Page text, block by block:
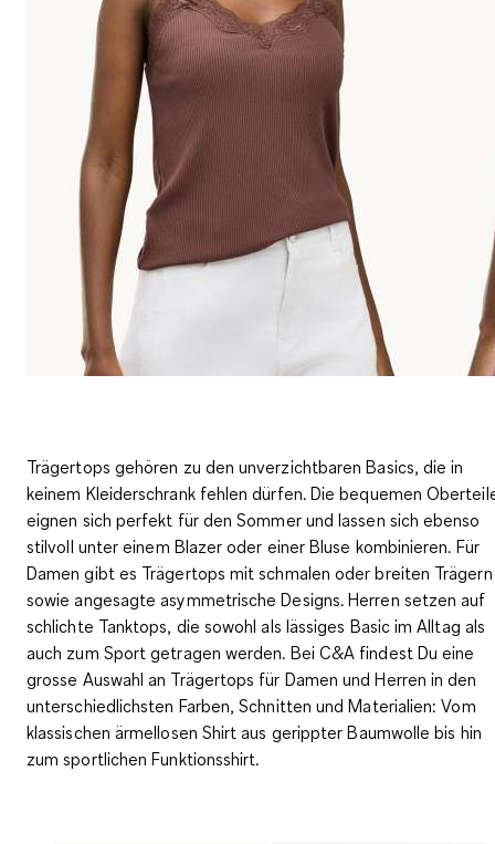
Trägertops gehören zu den unverzichtbaren Basics, die in
keinem Kleiderschrank fehlen dürfen. Die bequemen
eignen sich perfekt für den Sommer und lassen sich ebenso
stilvoll unter einem Blazer oder einer Bluse kombinieren. Für
Damen gibt es Trägertops mit schmalen oder breiten Trägern
sowie angesagte asymmetrische Designs. Herren setzen auf
schlichte Tanktops, die sowohl als lässiges Basic im Alltag als
auch zum Sport getragen werden. Bei C&A findest Du eine
grosse Auswahl an Trägertops für Damen und Herren in den
unterschiedlichsten Farben, Schnitten und Materialien: Vom
klassischen ärmellosen Shirt aus gerippter Baumwolle bis hin
zum sportlichen Funktionsshirt.